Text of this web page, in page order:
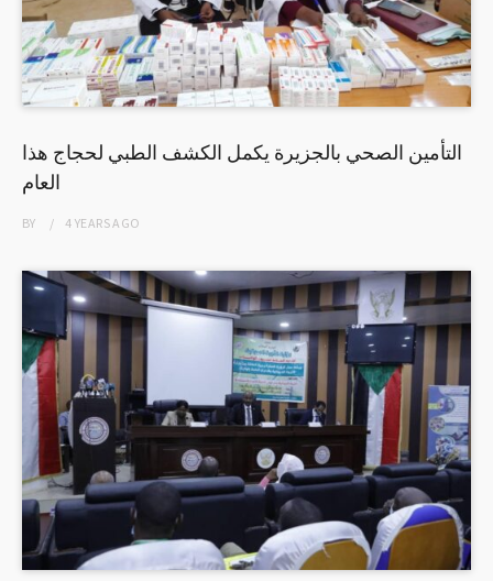
التأمين الصحي بالجزيرة يكمل الكشف الطبي لحجاج هذا
العام
BY 4 YEARSAGO